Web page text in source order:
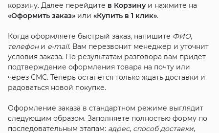
корзину. Далее перейдите в Корзинуи нажмите на
«Оформить заказ»или «Купить в 1 клик».
Когда оформляете быстрый заказ, напишите ФИО,
телефони e-mail. Вам перезвонит менеджер и уточнит
условия заказа. По результатам разговора вам придет
подтверждение оформления товара на почту или
через СМС. Теперь останется только ждать доставки и
радоваться новой покупке.
Оформление заказа в стандартном режиме выглядит
следующим образом. Заполняете полностью форму по
последовательным этапам: адрес, способ доставки,